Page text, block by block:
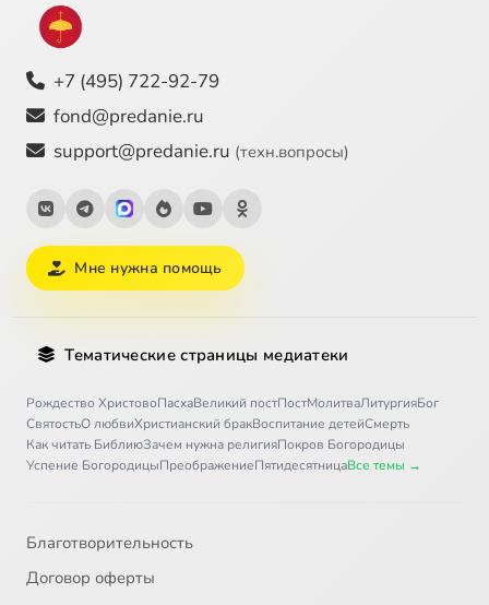
+7 (495) 722-92-79
fond@predanie.ru
support@predanie.ru (техн.вопросы)
Мне нужна помощь
Тематические страницы медиатеки
Рождество ХристовоПасхаВеликий постПостМолитваЛитургияБог
СвятостьО любвиХристианский бракВоспитание детейСмерть
Как читать БиблиюЗачем нужна религияПокров Богородицы
Успение БогородицыПреображениеПятидесятницаВсе темы →
Благотворительность
Договор оферты